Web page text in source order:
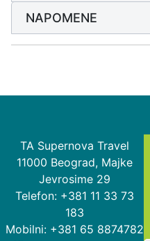
NAPOMENE
TA Supernova Travel
11000 Beograd, Majke
Jevrosime 29
Telefon: +381 11 33 73
183
Mobilni: +381 65 8874782